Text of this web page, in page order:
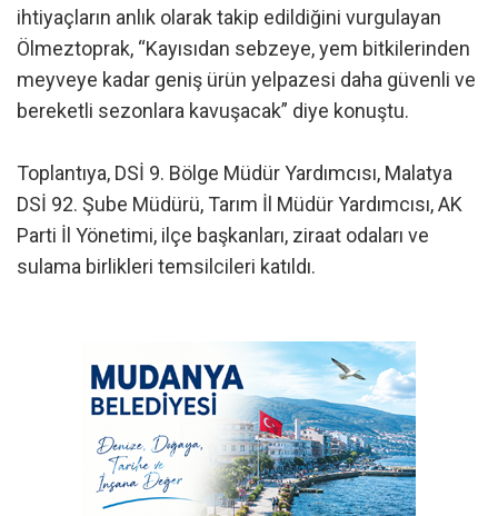
ihtiyaçların anlık olarak takip edildiğini vurgulayan
Ölmeztoprak, “Kayısıdan sebzeye, yem bitkilerinden
meyveye kadar geniş ürün yelpazesi daha güvenli ve
bereketli sezonlara kavuşacak” diye konuştu.
Toplantıya, DSİ 9. Bölge Müdür Yardımcısı, Malatya
DSİ 92. Şube Müdürü, Tarım İl Müdür Yardımcısı, AK
Parti İl Yönetimi, ilçe başkanları, ziraat odaları ve
sulama birlikleri temsilcileri katıldı.